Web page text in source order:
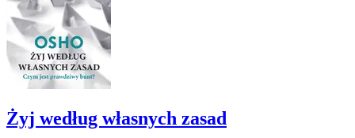
Żyj według własnych zasad